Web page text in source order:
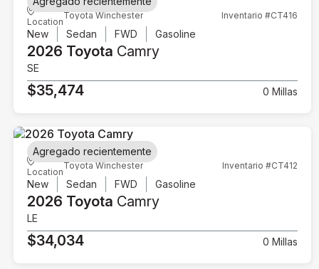
Location
Toyota Winchester Inventario #CT416
New Sedan FWD Gasoline
2026 Toyota Camry
SE
$35,474 0 Millas
Location
Toyota Winchester Inventario #CT412
New Sedan FWD Gasoline
2026 Toyota Camry
LE
$34,034 0 Millas
Agregado recientemente